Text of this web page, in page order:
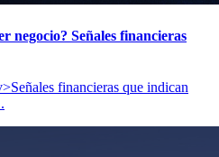
negocio? Señales financieras
financieras que indican